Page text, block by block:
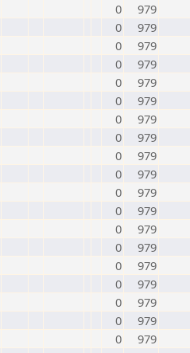
0
979
0
979
0
979
0
979
0
979
0
979
0
979
0
979
0
979
0
979
0
979
0
979
0
979
0
979
0
979
0
979
0
979
0
979
0
979